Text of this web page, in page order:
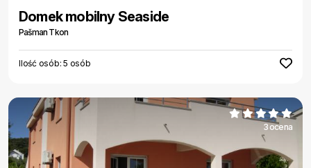
Domek mobilny Seaside
Pašman Tkon
Ilość osób: 5 osób
3 ocena